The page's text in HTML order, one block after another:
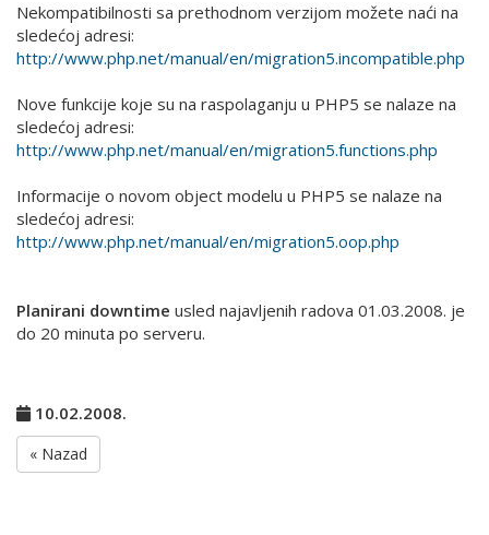
Nekompatibilnosti sa prethodnom verzijom možete naći na
sledećoj adresi:
http://www.php.net/manual/en/migration5.incompatible.php
Nove funkcije koje su na raspolaganju u PHP5 se nalaze na
sledećoj adresi:
http://www.php.net/manual/en/migration5.functions.php
Informacije o novom object modelu u PHP5 se nalaze na
sledećoj adresi:
http://www.php.net/manual/en/migration5.oop.php
Planirani downtime usled najavljenih radova 01.03.2008. je
do 20 minuta po serveru.
10.02.2008.
« Nazad